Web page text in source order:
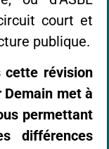
court et
publique.
cette révision
met à
permettant
différences